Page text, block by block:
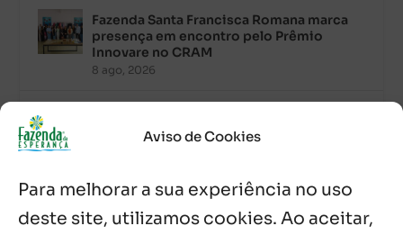
Aviso de Cookies
Para melhorar a sua experiência no uso
deste site, utilizamos cookies. Ao aceitar,
Fazenda Santa Francisca Romana marca
presença em encontro pelo Prêmio
Innovare no CRAM
8 ago, 2026
8 ago, 2026
Acolhidos e voluntários participam do
7 ago, 2026